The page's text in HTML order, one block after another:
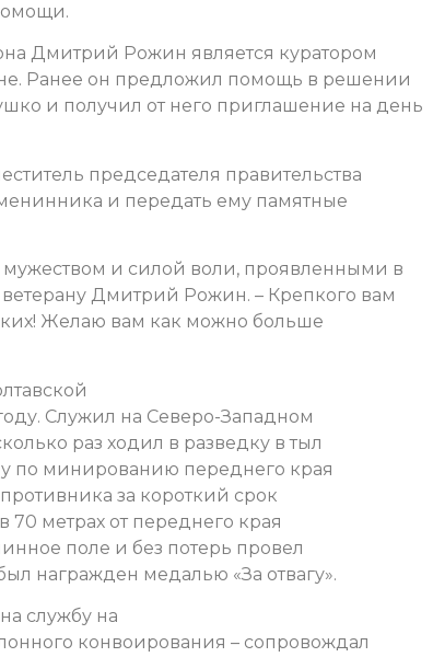
Дмитрий Рожин является куратором
Ранее он предложил помощь в решении
и получил от него приглашение на день
председателя правительства
и передать ему памятные
и силой воли, проявленными в
Дмитрий Рожин. – Крепкого вам
Желаю вам как можно больше
Служил на Северо-Западном
раз ходил в разведку в тыл
по минированию переднего края
за короткий срок
70 метрах от переднего края
поле и без потерь провел
награжден медалью «За отвагу».
службу на
конвоирования – сопровождал